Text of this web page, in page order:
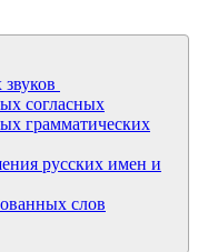
согласных
грамматических
русских имен и
слов